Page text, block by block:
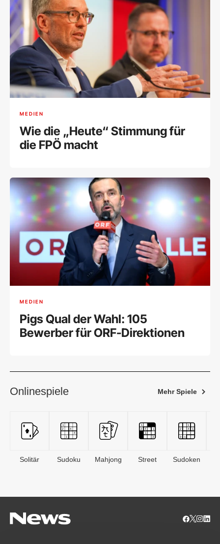
MEDIEN
Wie die „Heute“ Stimmung für
die FPÖ macht
MEDIEN
Pigs Qual der Wahl: 105
Bewerber für ORF-Direktionen
Onlinespiele Mehr Spiele
Solitär Sudoku Mahjong Street Sudoken